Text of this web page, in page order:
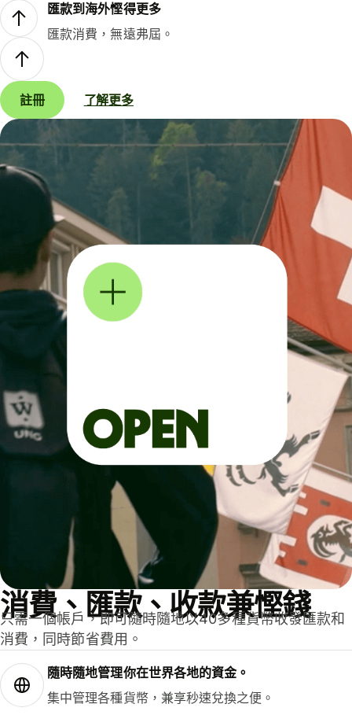
匯款到海外慳得更多
匯款消費，無遠弗屆。
註冊 了解更多
消費、匯款、收款兼慳錢
只需一個帳戶，即可隨時隨地以40多種貨幣收發匯款和
消費，同時節省費用。
隨時隨地管理你在世界各地的資金。
集中管理各種貨幣，兼享秒速兌換之便。